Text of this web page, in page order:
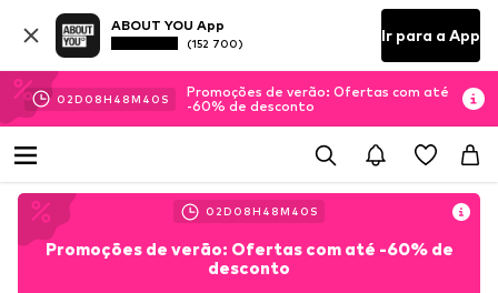
ABOUT YOU App
(152 700) Ir para a App
02D 08H 48M 39 S
Promoções de verão: Ofertas com até
-60% de desconto
02D 08H 48M 39 S
Promoções de verão: Ofertas com até -60% de
desconto